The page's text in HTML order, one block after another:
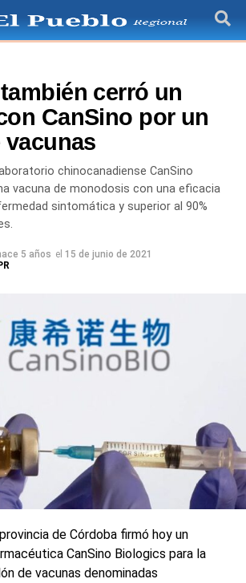
cerró un
CanSino por un
chinocanadiense CanSino
vacuna de monodosis con una eficacia
sintomática y superior al 90%
5 años el 15 de junio de 2021
de Córdoba firmó hoy un
CanSino Biologics para la
de vacunas denominadas